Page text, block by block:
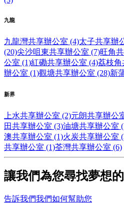
九龍
九龍灣共享辦公室 (4)太子共享辦
(20)尖沙咀東共享辦公室 (7)旺角
公室 (1)紅磡共享辦公室 (4)荔枝角
辦公室 (1)觀塘共享辦公室 (28)新
新界
上水共享辦公室 (2)元朗共享辦公
田共享辦公室 (3)油塘共享辦公室
澳共享辦公室 (1)火炭共享辦公室
共享辦公室 (1)荃灣共享辦公室 (6)
讓我們為您尋找夢想的
告訴我們我們如何幫助您